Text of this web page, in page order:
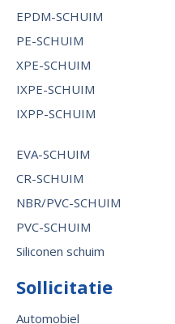
EPDM-SCHUIM
PE-SCHUIM
XPE-SCHUIM
IXPE-SCHUIM
IXPP-SCHUIM
EVA-SCHUIM
CR-SCHUIM
NBR/PVC-SCHUIM
PVC-SCHUIM
Siliconen schuim
Sollicitatie
Automobiel